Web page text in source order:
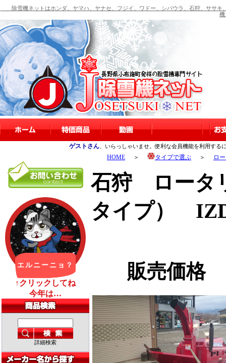
除雪機ネットはホンダ、ヤマハ、ヤナセ、フジイ、ワドー、シバウラ、石狩、ササキ
機
ゲストさん 、いらっしゃいませ。便利な会員機能を利用する
詳細検索
HOME ＞ タイプで選ぶ ＞ ロ
石狩 ロータ
タイプ）
販売価格